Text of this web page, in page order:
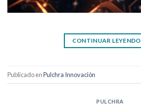
CONTINUAR LEYENDO
Publicado enPulchra Innovación
PULCHRA